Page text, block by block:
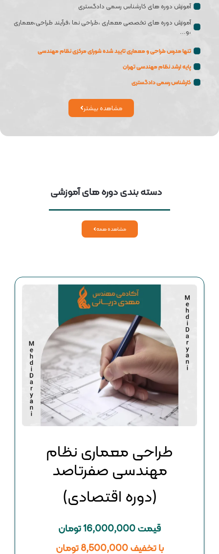
آموزش دوره های کارشناس رسمی دادگستری
آموزش دوره های تخصصی معماری ،طراحی نما ،فرآیند طراحی،معماری
،و...
تنها مدرس طراحی و معماری تایید شده شورای مرکزی نظام مهندسی
پایه ارشد نظام مهندسی تهران
کارشناس رسمی دادگستری
مشاهده بیشتر
دسته بندی دوره های آموزشی
مشاهده همه
طراحی معماری نظام
مهندسی صفرتاصد
(دوره اقتصادی)
قیمت 16,000,000 تومان
با تخفیف 8,500,000 تومان